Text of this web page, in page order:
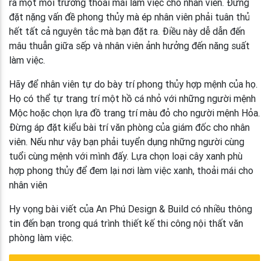
đặt nặng vấn đề phong thủy mà ép nhân viên phải tuân thủ
hết tất cả nguyên tắc mà bạn đặt ra. Điều này dễ dẫn đến
mâu thuẫn giữa sếp và nhân viên ảnh hưởng đến năng suất
làm việc.
Hãy để nhân viên tự do bày trí phong thủy hợp mệnh của họ.
Họ có thể tự trang trí một hồ cá nhỏ với những người mệnh
Mộc hoặc chọn lựa đồ trang trí màu đỏ cho người mệnh Hỏa.
Đừng áp đặt kiểu bài trí văn phòng của giám đốc cho nhân
viên. Nếu như vậy bạn phải tuyển dụng những người cùng
tuổi cùng mệnh với mình đấy. Lựa chọn loại cây xanh phù
hợp phong thủy để đem lại nơi làm việc xanh, thoải mái cho
nhân viên
Hy vọng bài viết của An Phú Design & Build có nhiều thông
tin đến bạn trong quá trình thiết kế thi công nội thất văn
phòng làm việc.